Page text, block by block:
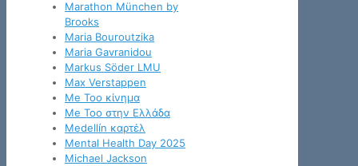
Marathon München by
Brooks
Maria Bouroutzika
Maria Gavranidou
Markus Söder LMU
Max Verstappen
Me Too κίνημα
Me Too στην Ελλάδα
Medellín καρτέλ
Mental Health Day 2025
Michael Jackson